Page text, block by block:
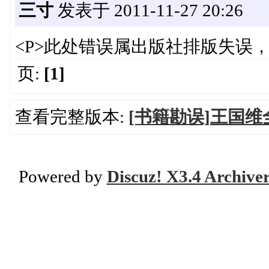
三寸发表于 2011-11-27 20:26
<P>此处错误属出版社排版失误
页: [1]
查看完整版本: [书籍勘误]王国维
Powered by Discuz! X3.4